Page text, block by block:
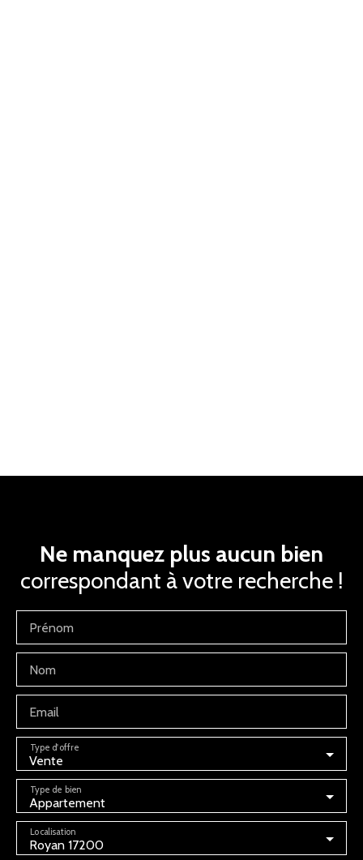
Ne manquez plus aucun bien
correspondant à votre recherche !
Prénom
Nom
Email
Vente
Type d'offre
Appartement
Type de bien
Royan 17200
Localisation